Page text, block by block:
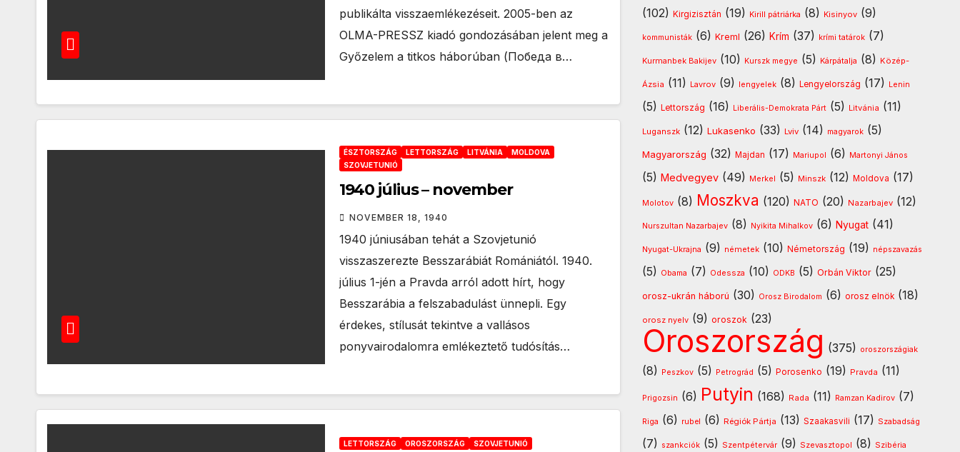
publikálta visszaemlékezéseit. 2005-ben az
OLMA-PRESSZ kiadó gondozásában jelent meg a
Győzelem a titkos háborúban (Победа в…
ÉSZTORSZÁG LETTORSZÁG LITVÁNIA
MOLDOVA
SZOVJETUNIÓ
1940 július – november
NOVEMBER 18, 1940
1940 júniusában tehát a Szovjetunió
visszaszerezte Besszarábiát Romániától. 1940.
július 1-jén a Pravda arról adott hírt, hogy
Besszarábia a felszabadulást ünnepli. Egy
érdekes, stílusát tekintve a vallásos
ponyvairodalomra emlékeztető tudósítás…
LETTORSZÁG OROSZORSZÁG SZOVJETUNIÓ
(102)Kirgizisztán (19) Kirill pátriárka (8) Kisinyov (9)
kommunisták (6)Kreml (26)Krím (37) krími tatárok (7)
Kurmanbek Bakijev (10) Kurszk megye (5) Kárpátalja (8) Közép-
Ázsia (11) Lavrov (9) lengyelek (8)Lengyelország (17) Lenin
(5)Lettország (16) Liberális-Demokrata Párt (5) Litvánia (11)
Luganszk (12)Lukasenko (33) Lviv (14) magyarok (5)
Magyarország (32)Majdan (17) Mariupol (6) Martonyi János
(5)Medvegyev (49) Merkel (5) Minszk (12)Moldova (17)
Molotov (8) Moszkva (120)NATO (20) Nazarbajev (12)
Nurszultan Nazarbajev (8) Nyikita Mihalkov (6)Nyugat (41)
Nyugat-Ukrajna (9) németek (10)Németország (19) népszavazás
(5) Obama (7) Odessza (10) ODKB (5)Orbán Viktor (25)
orosz-ukrán háború (30) Orosz Birodalom (6) orosz elnök (18)
orosz nyelv (9)oroszok (23)
Oroszország (375) oroszországiak
(8) Peszkov (5) Petrográd (5)Porosenko (19) Pravda (11)
Prigozsin (6) Putyin (168) Rada (11) Ramzan Kadirov (7)
Riga (6) rubel (6) Régiók Pártja (13)Szaakasvili (17) Szabadság
(7) szankciók (5) Szentpétervár (9) Szevasztopol (8) Szibéria